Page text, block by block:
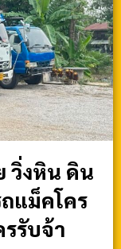
วิ่งหิน ดิน
แม็คโคร
รับจ้า